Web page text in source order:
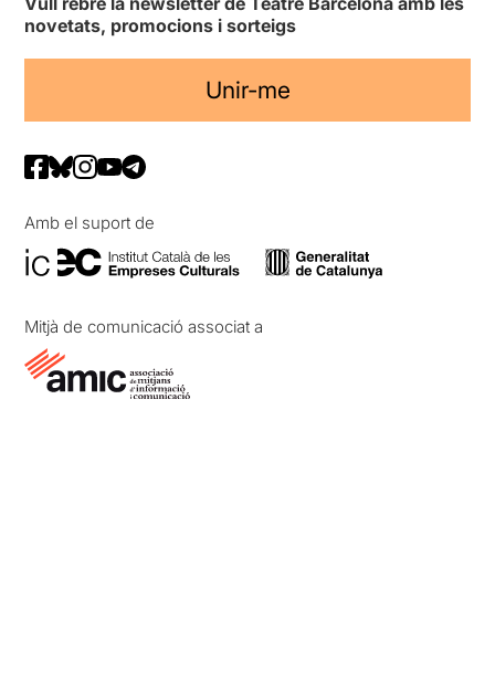
novetats, promocions i sorteigs
Unir-me
Amb el suport de
Mitjà de comunicació associat a